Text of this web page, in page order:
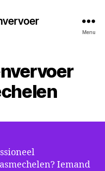
Menu
Iemand